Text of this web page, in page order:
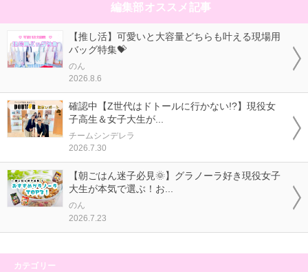
編集部オススメ記事
【推し活】可愛いと大容量どちらも叶える現場用
バッグ特集💝
のん
2026.8.6
確認中【Z世代はドトールに行かない!?】現役女
子高生＆女子大生が...
チームシンデレラ
2026.7.30
【朝ごはん迷子必見🌞】グラノーラ好き現役女子
大生が本気で選ぶ！お...
のん
2026.7.23
カテゴリー